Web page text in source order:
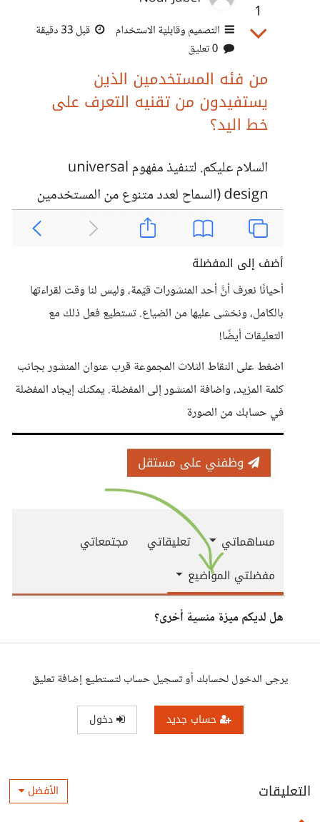
أضف إلى المفضلة
أحيانًا نعرف أنَّ أحد المنشورات قيّمة، وليس لنا وقت لقراءتها
بالكامل، ونخشى عليها من الضياع. تستطيع فعل ذلك مع
التعليقات أيضًا!
اضغط على النقاط الثلاث المجموعة قرب عنوان المنشور بجانب
كلمة المزيد، واضافة المنشور إلى المفضلة. يمكنك إيجاد المفضلة
في حسابك من الصورة
هل لديكم ميزة منسية أخرى؟
يرجى الدخول لحسابك أو تسجيل حساب لتستطيع إضافة تعليق
حساب جديد دخول
التعليقات الأفضل